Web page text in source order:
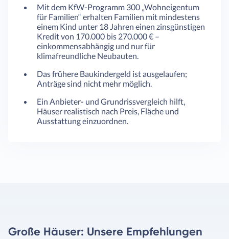
Mit dem KfW-Programm 300 „Wohneigentum
für Familien“ erhalten Familien mit mindestens
einem Kind unter 18 Jahren einen zinsgünstigen
Kredit von 170.000 bis 270.000 € –
einkommensabhängig und nur für
klimafreundliche Neubauten.
Das frühere Baukindergeld ist ausgelaufen;
Anträge sind nicht mehr möglich.
Ein Anbieter- und Grundrissvergleich hilft,
Häuser realistisch nach Preis, Fläche und
Ausstattung einzuordnen.
Große Häuser: Unsere Empfehlungen